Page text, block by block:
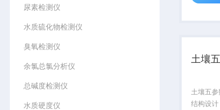
尿素检测仪
水质硫化物检测仪
臭氧检测仪
余氯总氯分析仪
总碱度检测仪
水质硬度仪
和长期
土壤
土壤五
结构设